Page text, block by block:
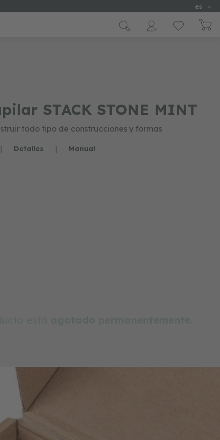
Idioma
es
STACK STONE MINT
todo tipo de construcciones y formas
| Detalles | Manual